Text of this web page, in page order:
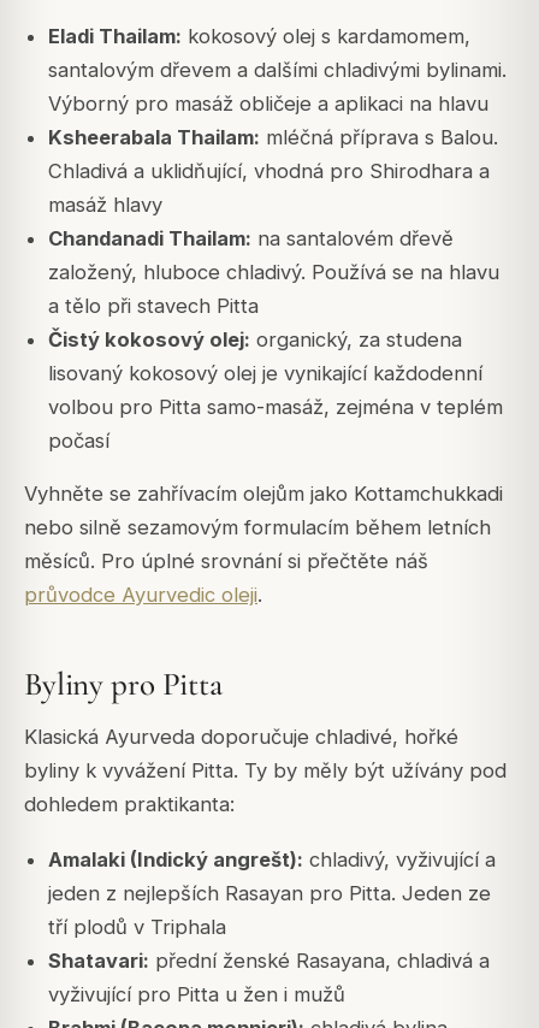
Eladi Thailam: kokosový olej s kardamomem,
santalovým dřevem a dalšími chladivými bylinami.
Výborný pro masáž obličeje a aplikaci na hlavu
Ksheerabala Thailam: mléčná příprava s Balou.
Chladivá a uklidňující, vhodná pro Shirodhara a
masáž hlavy
Chandanadi Thailam: na santalovém dřevě
založený, hluboce chladivý. Používá se na hlavu
a tělo při stavech Pitta
Čistý kokosový olej: organický, za studena
lisovaný kokosový olej je vynikající každodenní
volbou pro Pitta samo-masáž, zejména v teplém
počasí
Vyhněte se zahřívacím olejům jako Kottamchukkadi
nebo silně sezamovým formulacím během letních
měsíců. Pro úplné srovnání si přečtěte náš
průvodce Ayurvedic oleji.
Byliny pro Pitta
Klasická Ayurveda doporučuje chladivé, hořké
byliny k vyvážení Pitta. Ty by měly být užívány pod
dohledem praktikanta:
Amalaki (Indický angrešt): chladivý, vyživující a
jeden z nejlepších Rasayan pro Pitta. Jeden ze
tří plodů v Triphala
Shatavari: přední ženské Rasayana, chladivá a
vyživující pro Pitta u žen i mužů